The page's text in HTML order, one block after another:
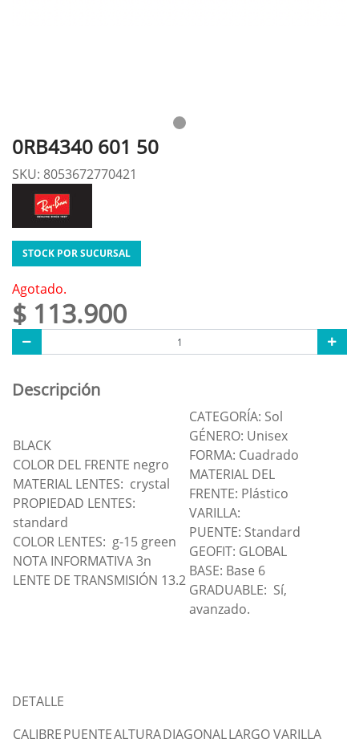
0RB4340 601 50
SKU: 8053672770421
STOCK POR SUCURSAL
Agotado.
$ 113.900
Descripción
BLACK
COLOR DEL FRENTE negro
MATERIAL LENTES: crystal
PROPIEDAD LENTES:
standard
COLOR LENTES: g-15 green
NOTA INFORMATIVA 3n
LENTE DE TRANSMISIÓN 13.2
CATEGORÍA: Sol
GÉNERO: Unisex
FORMA: Cuadrado
MATERIAL DEL
FRENTE: Plástico
VARILLA:
PUENTE: Standard
GEOFIT: GLOBAL
BASE: Base 6
GRADUABLE: Sí,
avanzado.
DETALLE
CALIBREPUENTEALTURADIAGONALLARGO VARILLA